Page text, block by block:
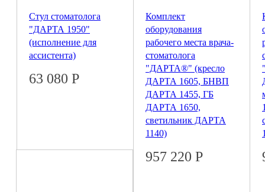
Стул стоматолога
"ДАРТА 1950"
(исполнение для
ассистента)
63 080 Р
Комплект
оборудования
рабочего места врача-
стоматолога
"ДАРТА®" (кресло
ДАРТА 1605, БНВП
ДАРТА 1455, ГБ
ДАРТА 1650,
светильник ДАРТА
1140)
957 220 Р
© 2026 Coral